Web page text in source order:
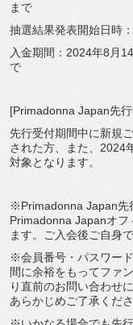
まで
抽選結果発表開始日時
入金期間：2024年8月
で
[Primadonna Japan先
先行受付期間中に新規
された方、また、2024
対象となります。
※Primadonna Japan先
Primadonna Japanオフ
ます。ご入会後ご自身
※会員番号・パスワー
間に余裕をもってファ
り直前のお問い合わせ
あらかじめご了承くださ